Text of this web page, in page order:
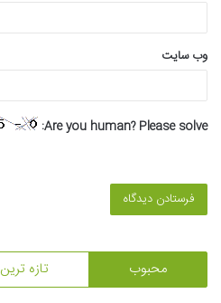
وب‌ سایت
Are you human? Please solve:
محبوب تازه ترین